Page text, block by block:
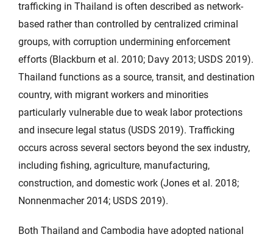
trafficking in Thailand is often described as network-
based rather than controlled by centralized criminal
groups, with corruption undermining enforcement
efforts (Blackburn et al. 2010; Davy 2013; USDS 2019).
Thailand functions as a source, transit, and destination
country, with migrant workers and minorities
particularly vulnerable due to weak labor protections
and insecure legal status (USDS 2019). Trafficking
occurs across several sectors beyond the sex industry,
including fishing, agriculture, manufacturing,
construction, and domestic work (Jones et al. 2018;
Nonnenmacher 2014; USDS 2019).
Both Thailand and Cambodia have adopted national